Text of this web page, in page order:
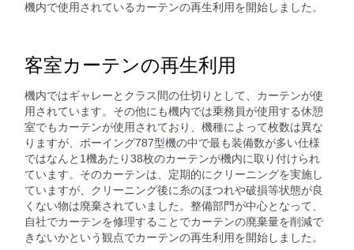
機内で使用されているカーテンの再生利用を開始しました。
客室カーテンの再生利用
機内ではギャレーとクラス間の仕切りとして、カーテンが使
用されています。その他にも機内では乗務員が使用する休憩
室でもカーテンが使用されており、機種によって枚数は異な
りますが、ボーイング787型機の中で最も装備数が多い仕様
ではなんと1機あたり38枚のカーテンが機内に取り付けられ
ています。そのカーテンは、定期的にクリーニングを実施し
ていますが、クリーニング後に糸のほつれや破損等状態が良
くない物は廃棄されていました。整備部門が中心となって、
自社でカーテンを修理することでカーテンの廃棄量を削減で
きないかという観点でカーテンの再生利用を開始しました。